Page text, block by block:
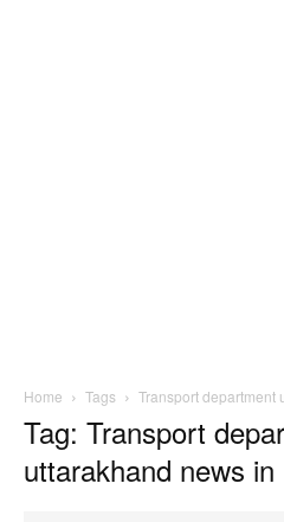
Home Tags Transport department
Tag: Transport
uttarakhand news in